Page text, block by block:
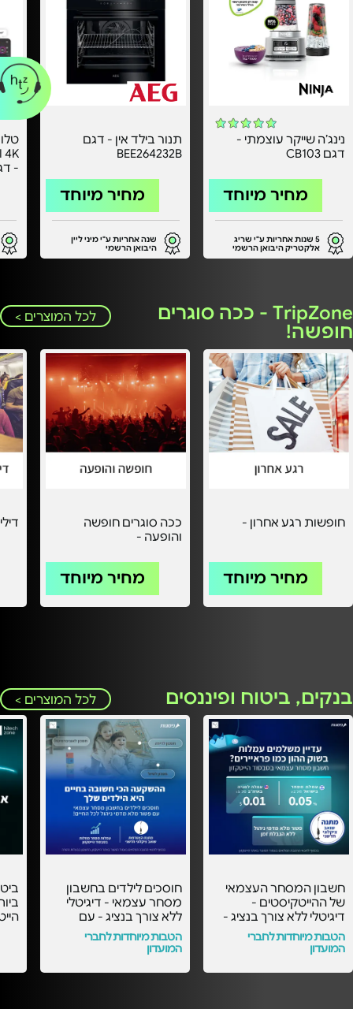
נינג’ה שייקר עוצמתי -
דגם CB103
מחיר מיוחד
5 שנות אחריות ע"י שריג
אלקטריק היבואן הרשמי
תנור בילד אין - דגם
BEE264232B
מחיר מיוחד
שנה אחריות ע"י מיני ליין
היבואן הרשמי
TripZone - ככה סוגרים
חופשה!
לכל המוצרים >
חופשות רגע אחרון -
מחיר מיוחד
ככה סוגרים חופשה
והופעה -
מחיר מיוחד
בנקים, ביטוח ופיננסים לכל המוצרים >
חשבון המסחר העצמאי
של ההייטקיסטים -
דיגיטלי ללא צורך בנציג -
עם העמלות הכי
משתלמות בסבסוד
הייטקזון! -
הטבות מיוחדות לחברי
המועדון
חוסכים לילדים בחשבון
מסחר עצמאי - דיגיטלי
ללא צורך בנציג - עם
העמלות הכי משתלמות
בסבסוד הייטקזון! -
הטבות מיוחדות לחברי
המועדון